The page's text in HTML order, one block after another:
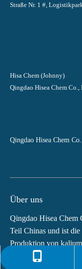
Straße Nr. 1 #,
Hisa Chem (Johnny)
Qingdao Hisea Chem Co.,
Qingdao Hisea Chem
Über uns
Qingdao Hisea Chem
Teil Chinas und ist
Produktion von
weltweit an vierter